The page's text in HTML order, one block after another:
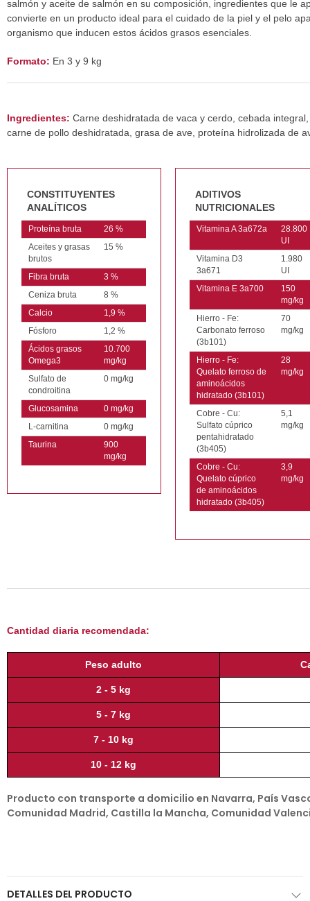
salmón y aceite de salmón en su composición, ingredientes que le
convierte en un producto ideal para el cuidado de la piel y el pelo
organismo que inducen estos ácidos grasos esenciales.
Formato: En 3 y 9 kg
Ingredientes: Carne deshidratada de vaca y cerdo, cebada
carne de pollo deshidratada, grasa de ave, proteína hidrolizada de
CONSTITUYENTES
ANALÍTICOS
Proteína bruta
26 %
Aceites y grasas
brutos
15 %
Fibra bruta
3 %
Ceniza bruta
8 %
Calcio
1,9 %
Fósforo
1,2 %
Ácidos grasos
Omega3
10.700
mg/kg
Sulfato de
condroitina
0 mg/kg
Glucosamina
0 mg/kg
L-carnitina
0 mg/kg
Taurina
900
mg/kg
ADITIVOS
NUTRICIONALES
Vitamina A 3a672a
28.800
UI
Vitamina D3
3a671
1.980
UI
Vitamina E 3a700
150
mg/kg
Hierro - Fe:
Carbonato ferroso
(3b101)
70
mg/kg
Hierro - Fe:
Quelato ferroso de
aminoácidos
hidratado (3b101)
28
mg/kg
Cobre - Cu:
Sulfato cúprico
pentahidratado
(3b405)
5,1
mg/kg
Cobre - Cu:
Quelato cúprico
de aminoácidos
hidratado (3b405)
3,9
mg/kg
Cantidad diaria recomendada:
Peso adulto
2 - 5 kg
5 - 7 kg
7 - 10 kg
10 - 12 kg
Producto con transporte a domicilio en Navarra, País
Comunidad Madrid, Castilla la Mancha, Comunidad
DETALLES DEL PRODUCTO